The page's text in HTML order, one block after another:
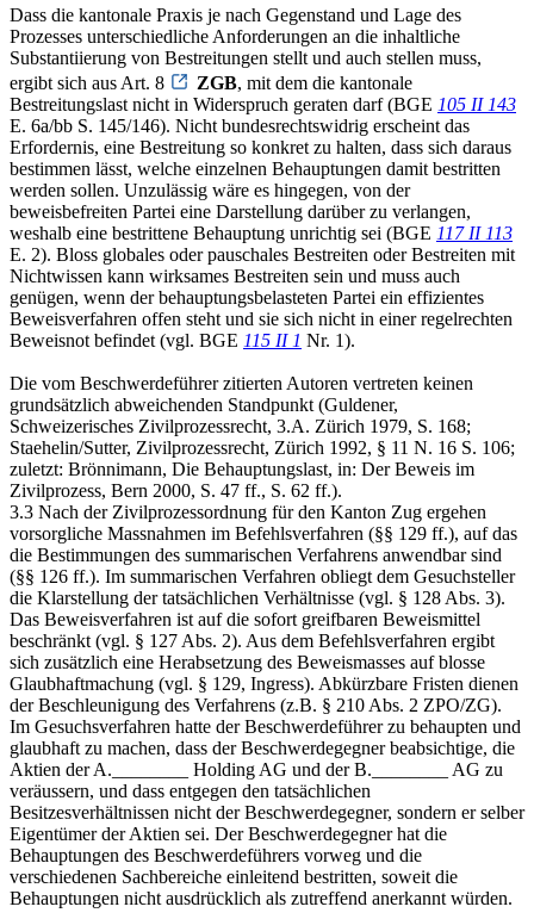
Dass die kantonale Praxis je nach Gegenstand und Lage des
Prozesses unterschiedliche Anforderungen an die inhaltliche
Substantiierung von Bestreitungen stellt und auch stellen muss,
ergibt sich aus Art. 8
ZGB, mit dem die kantonale
Bestreitungslast nicht in Widerspruch geraten darf (BGE 105 II 143
E. 6a/bb S. 145/146). Nicht bundesrechtswidrig erscheint das
Erfordernis, eine Bestreitung so konkret zu halten, dass sich daraus
bestimmen lässt, welche einzelnen Behauptungen damit bestritten
werden sollen. Unzulässig wäre es hingegen, von der
beweisbefreiten Partei eine Darstellung darüber zu verlangen,
weshalb eine bestrittene Behauptung unrichtig sei (BGE 117 II 113
E. 2). Bloss globales oder pauschales Bestreiten oder Bestreiten mit
Nichtwissen kann wirksames Bestreiten sein und muss auch
genügen, wenn der behauptungsbelasteten Partei ein effizientes
Beweisverfahren offen steht und sie sich nicht in einer regelrechten
Beweisnot befindet (vgl. BGE 115 II 1 Nr. 1).
Die vom Beschwerdeführer zitierten Autoren vertreten keinen
grundsätzlich abweichenden Standpunkt (Guldener,
Schweizerisches Zivilprozessrecht, 3.A. Zürich 1979, S. 168;
Staehelin/Sutter, Zivilprozessrecht, Zürich 1992, § 11 N. 16 S. 106;
zuletzt: Brönnimann, Die Behauptungslast, in: Der Beweis im
Zivilprozess, Bern 2000, S. 47 ff., S. 62 ff.).
3.3 Nach der Zivilprozessordnung für den Kanton Zug ergehen
vorsorgliche Massnahmen im Befehlsverfahren (§§ 129 ff.), auf das
die Bestimmungen des summarischen Verfahrens anwendbar sind
(§§ 126 ff.). Im summarischen Verfahren obliegt dem Gesuchsteller
die Klarstellung der tatsächlichen Verhältnisse (vgl. § 128 Abs. 3).
Das Beweisverfahren ist auf die sofort greifbaren Beweismittel
beschränkt (vgl. § 127 Abs. 2). Aus dem Befehlsverfahren ergibt
sich zusätzlich eine Herabsetzung des Beweismasses auf blosse
Glaubhaftmachung (vgl. § 129, Ingress). Abkürzbare Fristen dienen
der Beschleunigung des Verfahrens (z.B. § 210 Abs. 2 ZPO/ZG).
Im Gesuchsverfahren hatte der Beschwerdeführer zu behaupten und
glaubhaft zu machen, dass der Beschwerdegegner beabsichtige, die
Aktien der A.________ Holding AG und der B.________ AG zu
veräussern, und dass entgegen den tatsächlichen
Besitzesverhältnissen nicht der Beschwerdegegner, sondern er selber
Eigentümer der Aktien sei. Der Beschwerdegegner hat die
Behauptungen des Beschwerdeführers vorweg und die
verschiedenen Sachbereiche einleitend bestritten, soweit die
Behauptungen nicht ausdrücklich als zutreffend anerkannt würden.